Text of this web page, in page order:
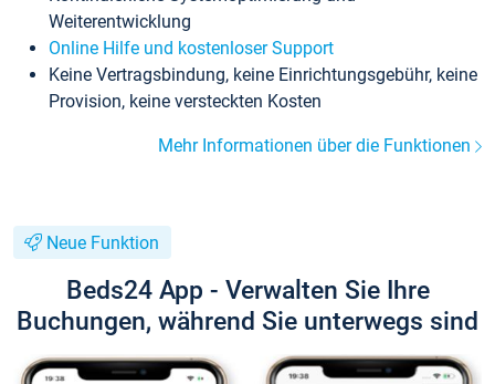
Weiterentwicklung
Online Hilfe und kostenloser Support
Keine Vertragsbindung, keine Einrichtungsgebühr, keine
Provision, keine versteckten Kosten
Mehr Informationen über die Funktionen
Neue Funktion
Beds24 App - Verwalten Sie Ihre
Buchungen, während Sie unterwegs sind